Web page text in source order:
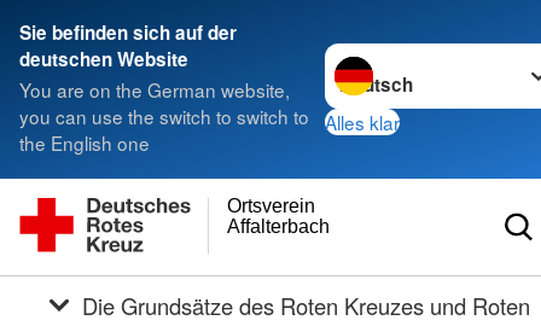
Sie befinden sich auf der
deutschen Website
You are on the German website,
you can use the switch to switch to
the English one
Sprache wechseln zu
Alles klar
Affalterbach
Ortsverein